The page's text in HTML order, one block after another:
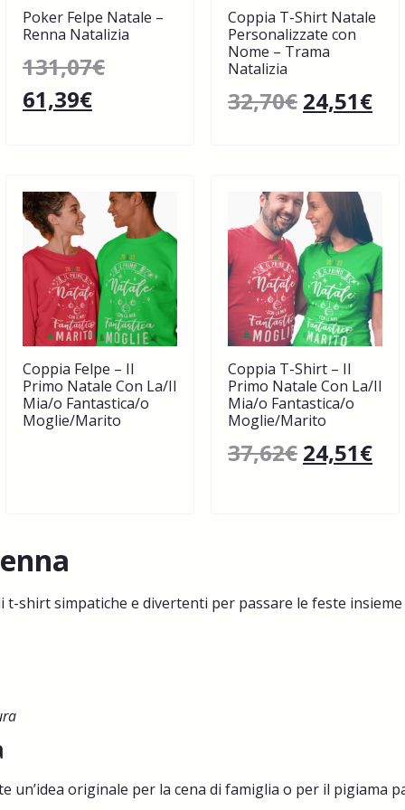
Poker Felpe Natale –
Renna Natalizia
131,07€
61,39€
Coppia T-Shirt Natale
Personalizzate con
Nome – Trama
Natalizia
32,70€ 24,51€
Coppia Felpe – Il
Primo Natale Con La/Il
Mia/o Fantastica/o
Moglie/Marito
Coppia T-Shirt – Il
Primo Natale Con La/Il
Mia/o Fantastica/o
Moglie/Marito
37,62€ 24,51€
t-shirt simpatiche e divertenti per passare le feste
un’idea originale per la cena di famiglia o per il pigiama